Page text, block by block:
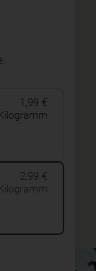
1,99 €
2,99 €